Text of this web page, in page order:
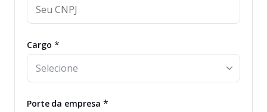
Cargo *
Porte da empresa *